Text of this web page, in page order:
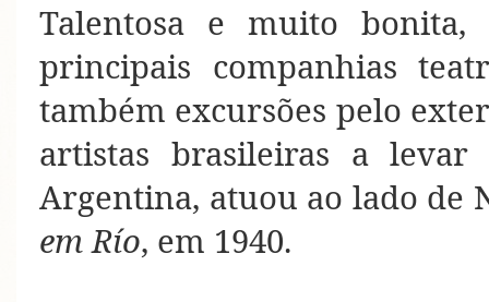
Talentosa e muito bonita,
principais companhias
também excursões pelo
artistas brasileiras a levar
Argentina, atuou ao lado de
em Río, em 1940.